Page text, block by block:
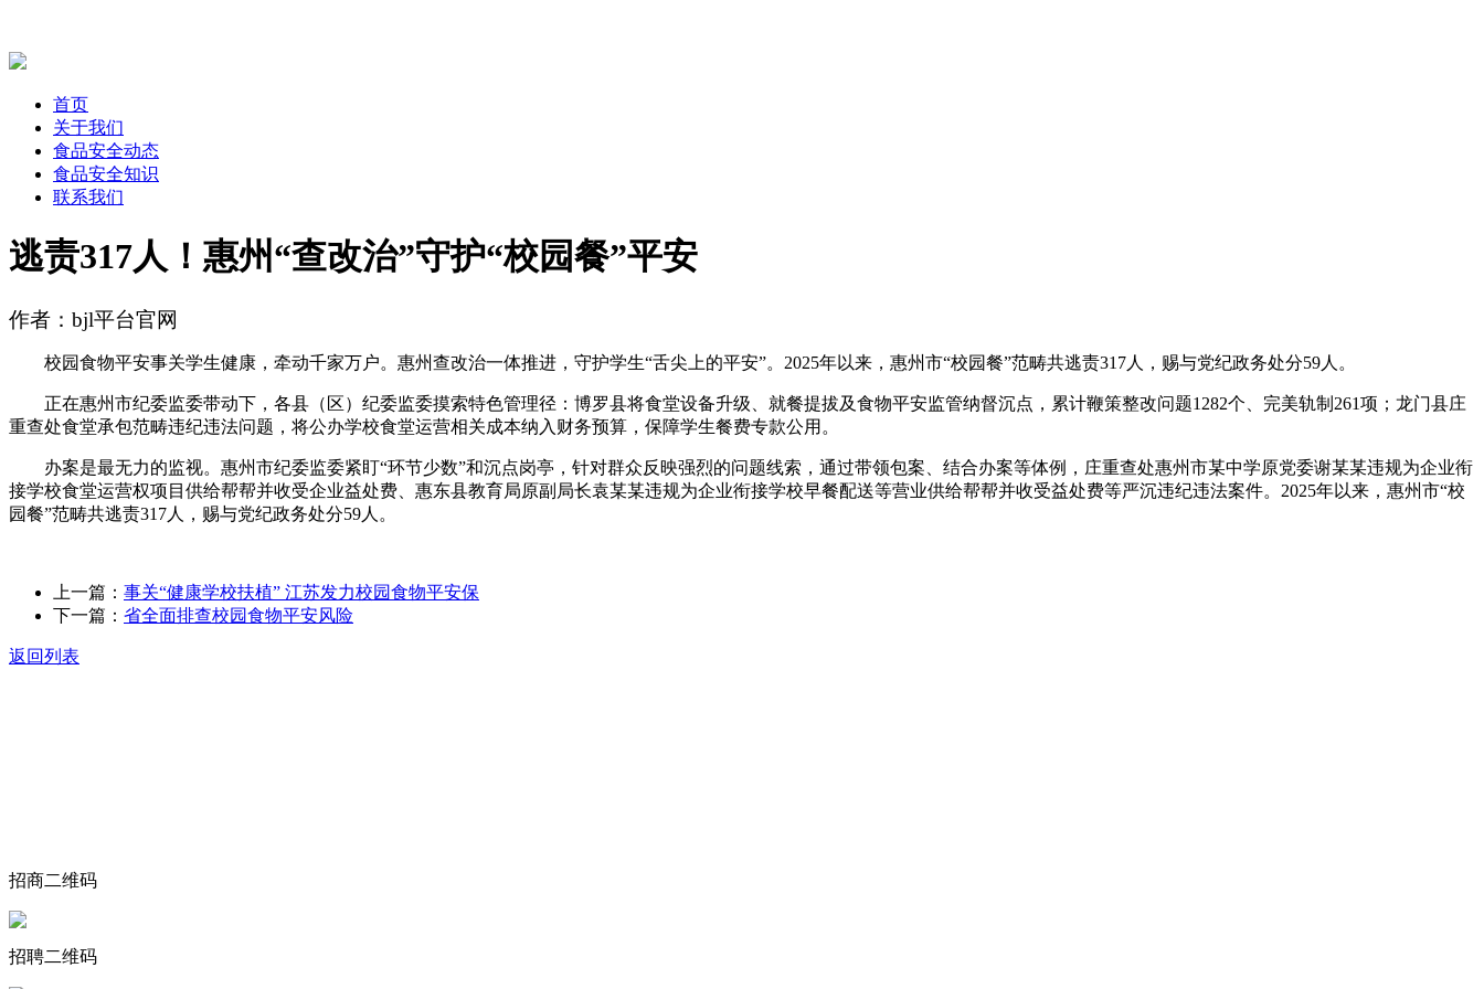
首页
关于我们
食品安全动态
食品安全知识
联系我们
逃责317人！惠州“查改治”守护“校园餐”平安
作者：bjl平台官网
校园食物平安事关学生健康，牵动千家万户。惠州查改治一体推进，守护学生“舌尖上的平安”。2025年以来，惠州市“校园餐”范畴共逃责317人，赐与党纪政务处分59人。
正在惠州市纪委监委带动下，各县（区）纪委监委摸索特色管理径：博罗县将食堂设备升级、就餐提拔及食物平安监管纳督沉点，累计鞭策整改问题1282个、完美轨制261项；龙门县庄
重查处食堂承包范畴违纪违法问题，将公办学校食堂运营相关成本纳入财务预算，保障学生餐费专款公用。
办案是最无力的监视。惠州市纪委监委紧盯“环节少数”和沉点岗亭，针对群众反映强烈的问题线索，通过带领包案、结合办案等体例，庄重查处惠州市某中学原党委谢某某违规为企业衔
接学校食堂运营权项目供给帮帮并收受企业益处费、惠东县教育局原副局长袁某某违规为企业衔接学校早餐配送等营业供给帮帮并收受益处费等严沉违纪违法案件。2025年以来，惠州市“校
园餐”范畴共逃责317人，赐与党纪政务处分59人。
上一篇： 事关“健康学校扶植” 江苏发力校园食物平安保
下一篇： 省全面排查校园食物平安风险
返回列表
招商二维码
招聘二维码